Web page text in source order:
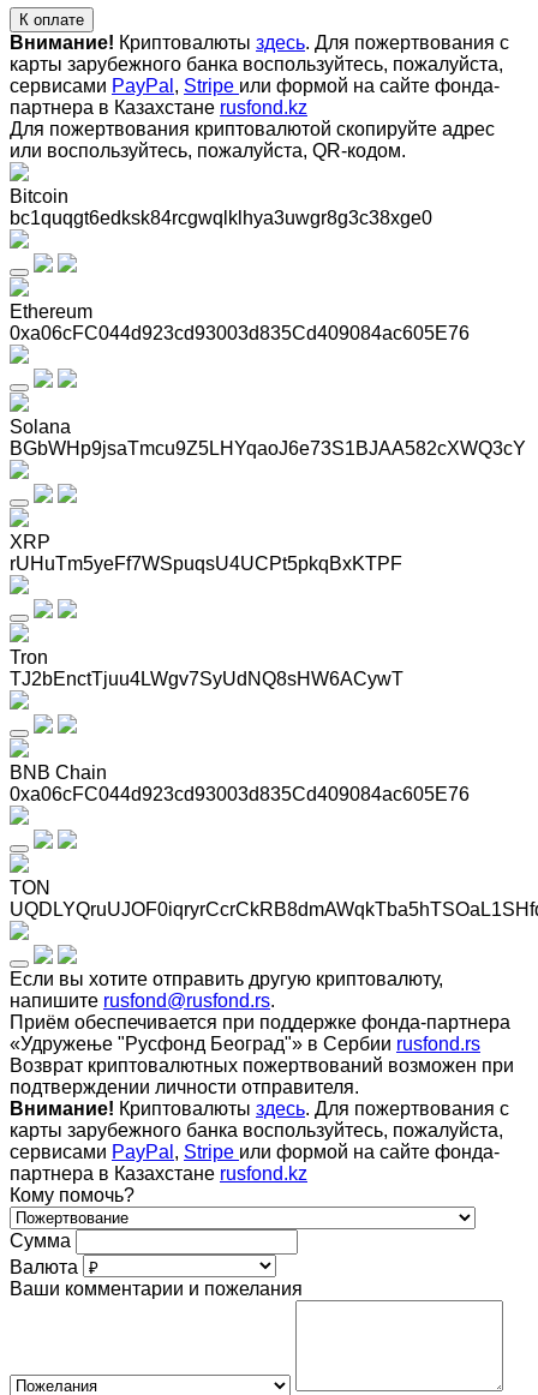
К оплате
Внимание! Криптовалюты здесь. Для пожертвования с
карты зарубежного банка воспользуйтесь, пожалуйста,
сервисами PayPal , Stripe или формой на сайте фонда-
партнера в Казахстане rusfond.kz
Для пожертвования криптовалютой скопируйте адрес
или воспользуйтесь, пожалуйста, QR-кодом.
Bitcoin
bc1quqgt6edksk84rcgwqlklhya3uwgr8g3c38xge0
Ethereum
0xa06cFC044d923cd93003d835Cd409084ac605E76
Solana
BGbWHp9jsaTmcu9Z5LHYqaoJ6e73S1BJAA582cXWQ3cY
XRP
rUHuTm5yeFf7WSpuqsU4UCPt5pkqBxKTPF
Tron
TJ2bEnctTjuu4LWgv7SyUdNQ8sHW6ACywT
BNB Chain
0xa06cFC044d923cd93003d835Cd409084ac605E76
TON
Если вы хотите отправить другую криптовалюту,
напишите rusfond@rusfond.rs.
Приём обеспечивается при поддержке фонда-партнера
«Удружење "Русфонд Београд"» в Сербии rusfond.rs
Возврат криптовалютных пожертвований возможен при
подтверждении личности отправителя.
Внимание! Криптовалюты здесь. Для пожертвования с
карты зарубежного банка воспользуйтесь, пожалуйста,
сервисами PayPal , Stripe или формой на сайте фонда-
партнера в Казахстане rusfond.kz
Кому помочь?
Сумма
Валюта
Ваши комментарии и пожелания